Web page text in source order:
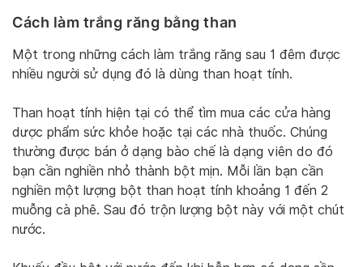
Cách làm trắng răng bằng than
Một trong những cách làm trắng răng sau 1 đêm được
nhiều người sử dụng đó là dùng than hoạt tính.
Than hoạt tính hiện tại có thể tìm mua các cửa hàng
dược phẩm sức khỏe hoặc tại các nhà thuốc. Chúng
thường được bán ở dạng bào chế là dạng viên do đó
bạn cần nghiền nhỏ thành bột mịn. Mỗi lần bạn cần
nghiền một lượng bột than hoạt tính khoảng 1 đến 2
muỗng cà phê. Sau đó trộn lượng bột này với một chút
nước.